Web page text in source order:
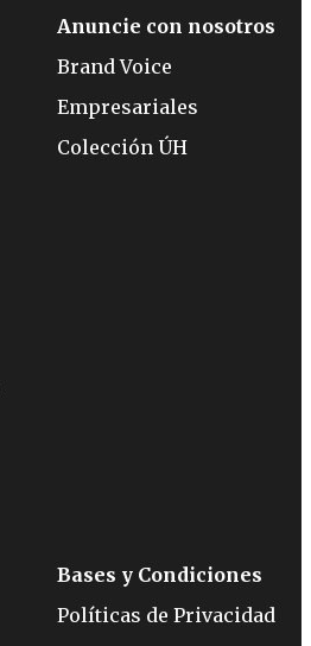
Anuncie con nosotros
Brand Voice
Empresariales
Colección ÚH
Bases y Condiciones
Políticas de Privacidad